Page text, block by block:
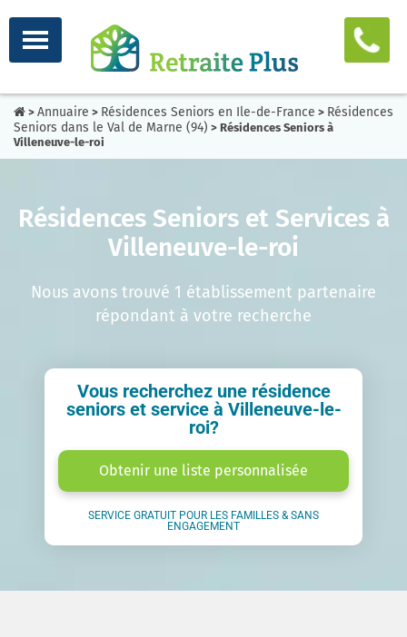
> Annuaire > Résidences Seniors en Ile-de-France > Résidences
Seniors dans le Val de Marne (94) > Résidences Seniors à
Villeneuve-le-roi
Résidences Seniors et Services à
Villeneuve-le-roi
Nous avons trouvé 1 établissement partenaire
répondant à votre recherche
Vous recherchez une résidence
seniors et service à Villeneuve-le-
roi?
Obtenir une liste personnalisée
SERVICE GRATUIT POUR LES FAMILLES & SANS
ENGAGEMENT